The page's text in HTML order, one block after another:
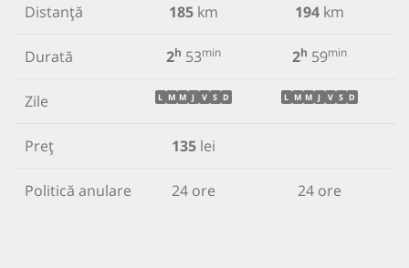
Distanță 185km 194km
Durată 2h 53min 2h 59min
Zile L M M J V S D L M M J V S D
Preț 135lei
Politică anulare 24 ore 24 ore